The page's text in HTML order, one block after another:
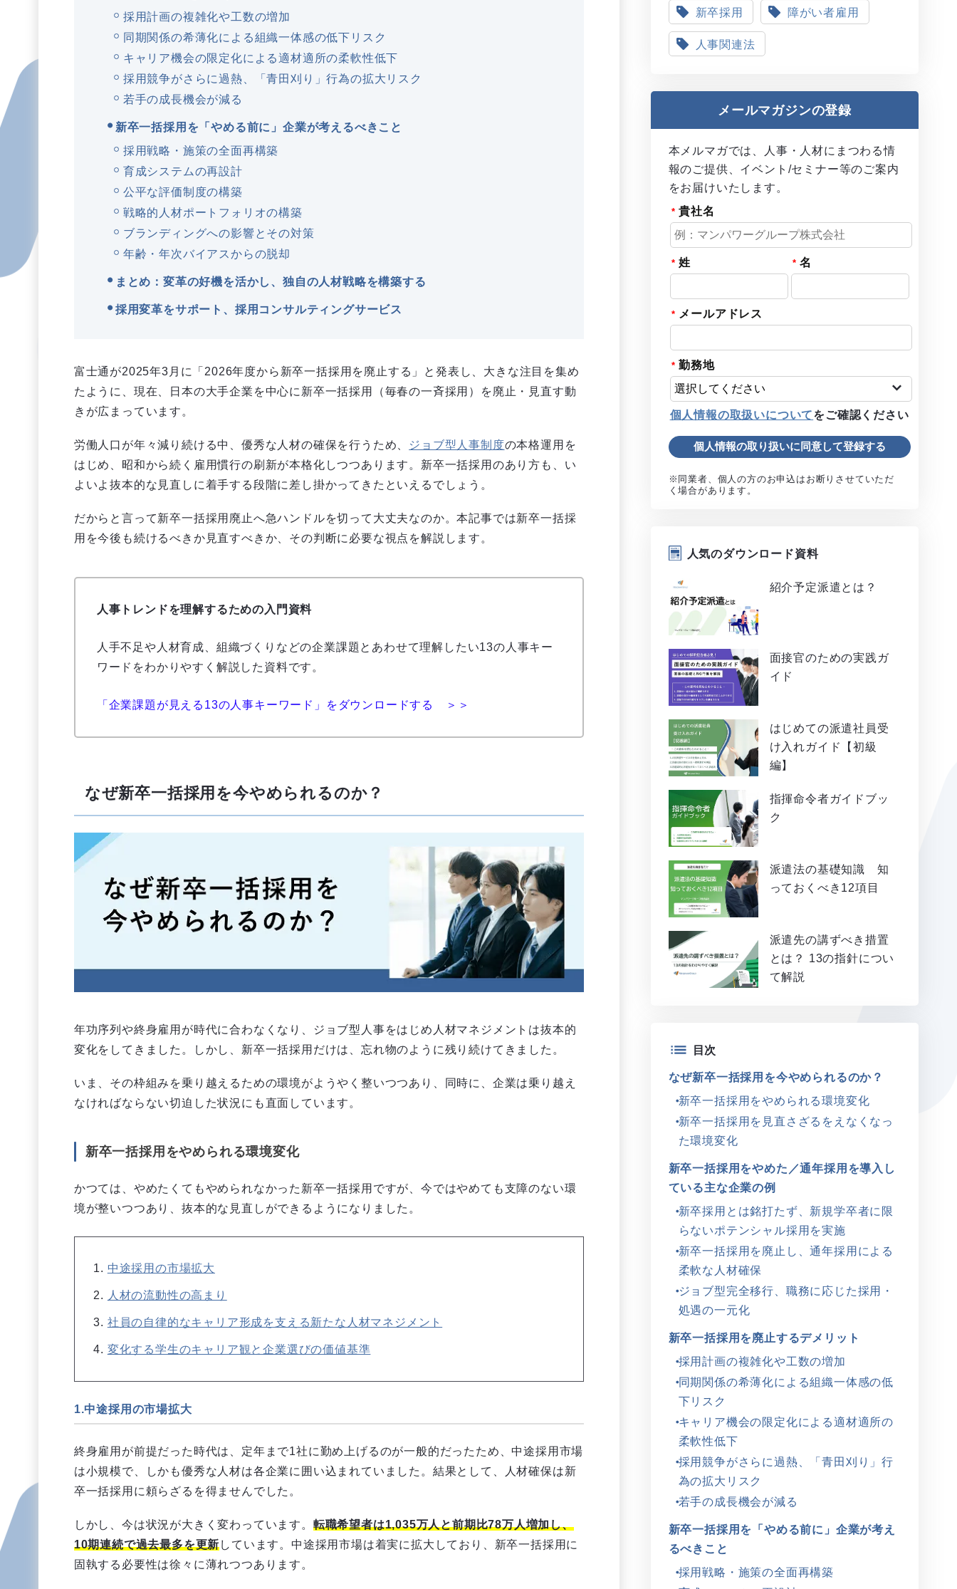
採用計画の複雑化や工数の増加
同期関係の希薄化による組織一体感の低下リスク
キャリア機会の限定化による適材適所の柔軟性低下
採用競争がさらに過熱、「青田刈り」行為の拡大リスク
若手の成長機会が減る
新卒一括採用を「やめる前に」企業が考えるべきこと
採用戦略・施策の全面再構築
育成システムの再設計
公平な評価制度の構築
戦略的人材ポートフォリオの構築
ブランディングへの影響とその対策
年齢・年次バイアスからの脱却
まとめ：変革の好機を活かし、独自の人材戦略を構築する
採用変革をサポート、採用コンサルティングサービス
富士通が2025年3月に「2026年度から新卒一括採用を廃止する」と発表し、大きな注目を集め
たように、現在、日本の大手企業を中心に新卒一括採用（毎春の一斉採用）を廃止・見直す動
きが広まっています。
労働人口が年々減り続ける中、優秀な人材の確保を行うため、 ジョブ型人事制度の本格運用を
はじめ、昭和から続く雇用慣行の刷新が本格化しつつあります。新卒一括採用のあり方も、い
よいよ抜本的な見直しに着手する段階に差し掛かってきたといえるでしょう。
だからと言って新卒一括採用廃止へ急ハンドルを切って大丈夫なのか。本記事では新卒一括採
用を今後も続けるべきか見直すべきか、その判断に必要な視点を解説します。
人事トレンドを理解するための入門資料
人手不足や人材育成、組織づくりなどの企業課題とあわせて理解したい13の人事キー
ワードをわかりやすく解説した資料です。
「企業課題が見える13の人事キーワード」をダウンロードする ＞＞
なぜ新卒一括採用を今やめられるのか？
年功序列や終身雇用が時代に合わなくなり、ジョブ型人事をはじめ人材マネジメントは抜本的
変化をしてきました。しかし、新卒一括採用だけは、忘れ物のように残り続けてきました。
いま、その枠組みを乗り越えるための環境がようやく整いつつあり、同時に、企業は乗り越え
なければならない切迫した状況にも直面しています。
新卒一括採用をやめられる環境変化
かつては、やめたくてもやめられなかった新卒一括採用ですが、今ではやめても支障のない環
境が整いつつあり、抜本的な見直しができるようになりました。
中途採用の市場拡大
人材の流動性の高まり
社員の自律的なキャリア形成を支える新たな人材マネジメント
変化する学生のキャリア観と企業選びの価値基準
1.中途採用の市場拡大
終身雇用が前提だった時代は、定年まで1社に勤め上げるのが一般的だったため、中途採用市場
は小規模で、しかも優秀な人材は各企業に囲い込まれていました。結果として、人材確保は新
卒一括採用に頼らざるを得ませんでした。
しかし、今は状況が大きく変わっています。 転職希望者は1,035万人と前期比78万人増加し、
10期連続で過去最多を更新しています。中途採用市場は着実に拡大しており、新卒一括採用に
固執する必要性は徐々に薄れつつあります。
新卒採用 障がい者雇用
人事関連法
メールマガジンの登録
本メルマガでは、人事・人材にまつわる情
報のご提供、イベント/セミナー等のご案内
をお届けいたします。
貴社名
姓 名
メールアドレス
勤務地
個人情報の取扱いについてをご確認ください
※同業者、個人の方のお申込はお断りさせていただ
く場合があります。
人気のダウンロード資料
紹介予定派遣とは？
面接官のための実践ガ
イド
はじめての派遣社員受
け入れガイド【初級
編】
指揮命令者ガイドブッ
ク
派遣法の基礎知識 知
っておくべき12項目
派遣先の講ずべき措置
とは？ 13の指針につい
て解説
目次
なぜ新卒一括採用を今やめられるのか？
新卒一括採用をやめられる環境変化
新卒一括採用を見直さざるをえなくなっ
た環境変化
新卒一括採用をやめた／通年採用を導入し
ている主な企業の例
新卒採用とは銘打たず、新規学卒者に限
らないポテンシャル採用を実施
新卒一括採用を廃止し、通年採用による
柔軟な人材確保
ジョブ型完全移行、職務に応じた採用・
処遇の一元化
新卒一括採用を廃止するデメリット
採用計画の複雑化や工数の増加
同期関係の希薄化による組織一体感の低
下リスク
キャリア機会の限定化による適材適所の
柔軟性低下
採用競争がさらに過熱、「青田刈り」行
為の拡大リスク
若手の成長機会が減る
新卒一括採用を「やめる前に」企業が考え
るべきこと
採用戦略・施策の全面再構築